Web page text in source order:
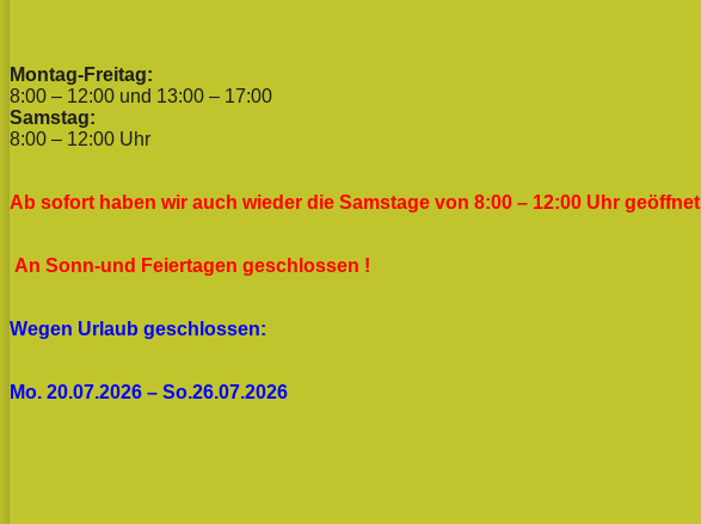
Montag-Freitag:
8:00 – 12:00 und 13:00 – 17:00
Samstag:
8:00 – 12:00 Uhr
Ab sofort haben wir auch wieder die Samstage von 8:00 – 12:00 Uhr geöffnet
An Sonn-und Feiertagen geschlossen !
Wegen Urlaub geschlossen:
Mo. 20.07.2026 – So.26.07.2026